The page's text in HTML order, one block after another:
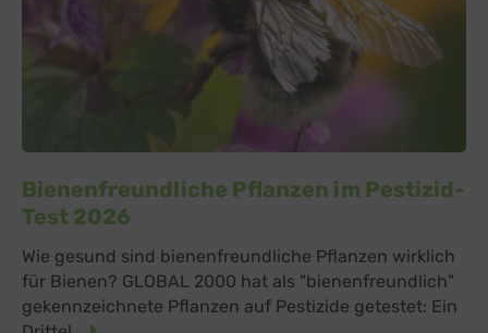
Bienenfreundliche Pflanzen im Pestizid-
Test 2026
Wie gesund sind bienenfreundliche Pflanzen wirklich
für Bienen? GLOBAL 2000 hat als "bienenfreundlich"
gekennzeichnete Pflanzen auf Pestizide getestet: Ein